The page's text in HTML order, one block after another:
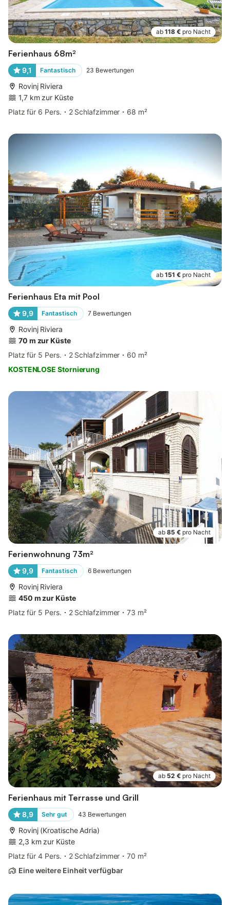
ab 118 € pro Nacht
Ferienhaus 68m²
9,1 Fantastisch 23 Bewertungen
Rovinj Riviera
1,7 km zur Küste
Platz für 6 Pers.
2 Schlafzimmer 68 m²
ab 151 € pro Nacht
Ferienhaus Eta mit Pool
9,9 Fantastisch 7 Bewertungen
Rovinj Riviera
70 m zur Küste
Platz für 5 Pers.
2 Schlafzimmer
60 m²
KOSTENLOSE Stornierung
ab 85 € pro Nacht
Ferienwohnung 73m²
9,9 Fantastisch 6 Bewertungen
Rovinj Riviera
450 m zur Küste
Platz für 5 Pers.
2 Schlafzimmer 73 m²
ab 52 € pro Nacht
Ferienhaus mit Terrasse und Grill
8,9 Sehr gut 43 Bewertungen
Rovinj (Kroatische Adria)
2,3 km zur Küste
Platz für 4 Pers.
2 Schlafzimmer
70 m²
Eine weitere Einheit verfügbar